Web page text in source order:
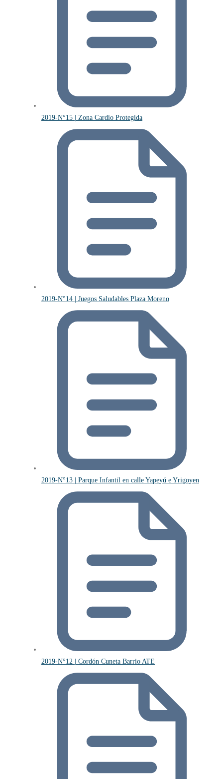
2019-N°15 | Zona Cardio Protegida
2019-N°14 | Juegos Saludables Plaza Moreno
2019-N°13 | Parque Infantil en calle Yapeyú e Yrigoyen
2019-N°12 | Cordón Cuneta Barrio ATE